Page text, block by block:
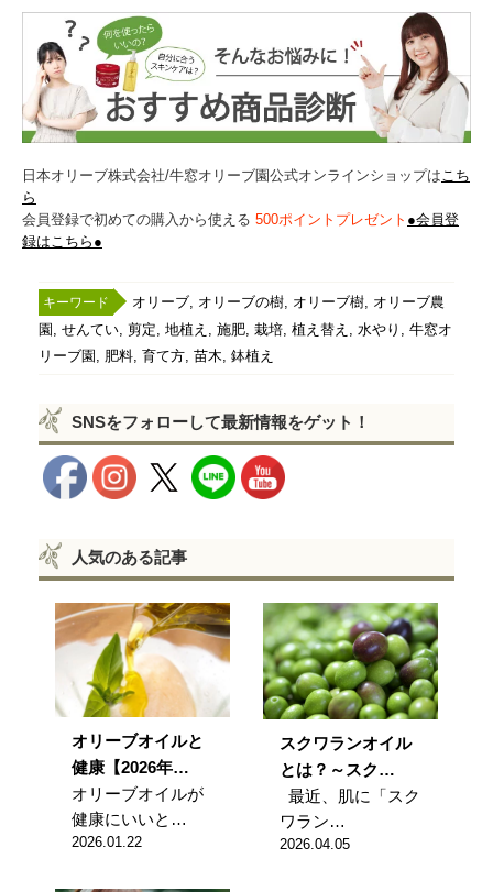
日本オリーブ株式会社/牛窓オリーブ園公式オンラインショップはこち
ら
会員登録で初めての購入から使える 500ポイントプレゼント ●会員登
録はこちら●
オリーブ オリーブの樹 オリーブ樹 オリーブ農
園
せんてい 剪定 地植え 施肥 栽培 植え替え 水やり
牛窓オ
リーブ園
肥料 育て方 苗木 鉢植え
SNSをフォローして最新情報をゲット！
人気のある記事
オリーブオイルと
健康【2026年…
オリーブオイルが
健康にいいと…
2026.01.22
スクワランオイル
とは？～スク…
最近、肌に「スク
ワラン…
2026.04.05